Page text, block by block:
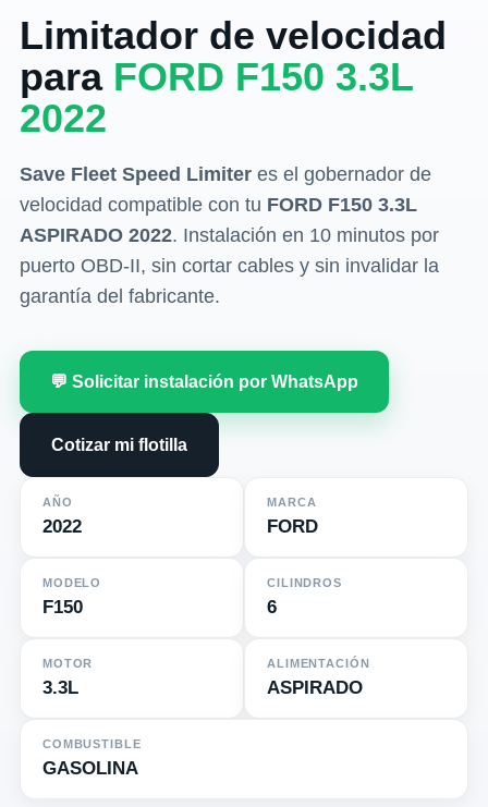
Limitador de velocidad
para FORD F150 3.3L
2022
Save Fleet Speed Limiteres el gobernador de
velocidad compatible con tu FORD F150 3.3L
ASPIRADO 2022. Instalación en 10 minutos por
puerto OBD-II, sin cortar cables y sin invalidar la
garantía del fabricante.
💬 Solicitar instalación por WhatsApp
Cotizar mi flotilla
AÑO
2022
MARCA
FORD
MODELO
F150
CILINDROS
6
MOTOR
3.3L
ALIMENTACIÓN
ASPIRADO
COMBUSTIBLE
GASOLINA